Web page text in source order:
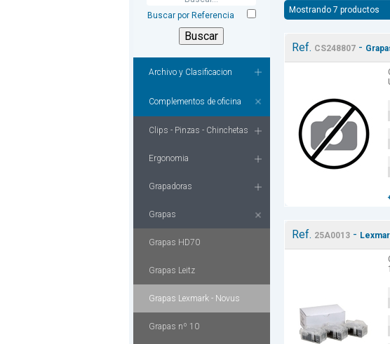
Buscar por Referencia
Archivo y Clasificacion
Complementos de oficina
Clips - Pinzas - Chinchetas
Ergonomia
Grapadoras
Grapas
Grapas HD70
Grapas Leitz
Grapas Lexmark - Novus
Grapas nº 10
Mostrando 7 productos
Ref. CS248807-
Ref. 25A0013-